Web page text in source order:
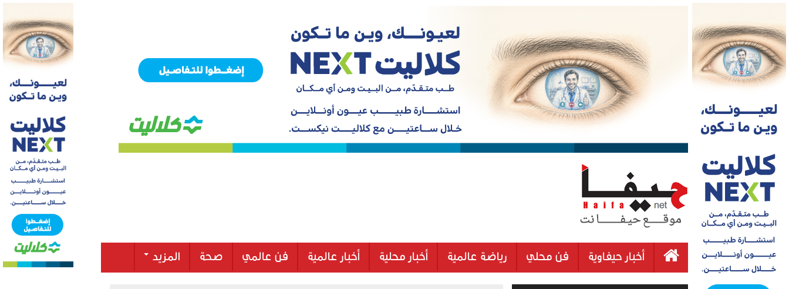
أخبار حيفاوية فن محلي رياضة عالمية أخبار محلية أخبار عالمية فن عالمي صحة المزيد